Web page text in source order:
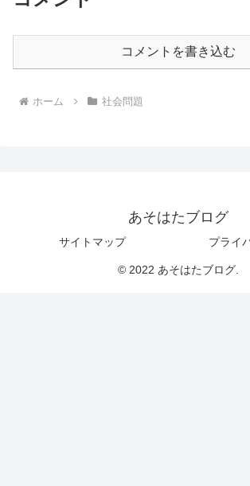
コメントを書き込む
ホーム 社会問題
あそはたブログ
サイトマップ プライ
© 2022 あそはたブログ.